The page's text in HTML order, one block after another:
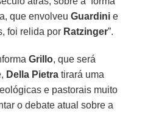
que envolveuGuardini e
foi relida por Ratzinger”.
Grillo, que será
Della Pietra tirará uma
e pastorais muito
o debate atual sobre a